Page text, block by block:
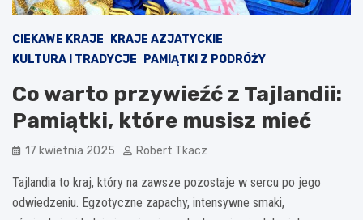
CIEKAWE KRAJE KRAJE AZJATYCKIE
KULTURA I TRADYCJE PAMIĄTKI Z PODRÓŻY
Co warto przywieźć z Tajlandii:
Pamiątki, które musisz mieć
17 kwietnia 2025 Robert Tkacz
Tajlandia to kraj, który na zawsze pozostaje w sercu po jego
odwiedzeniu. Egzotyczne zapachy, intensywne smaki,